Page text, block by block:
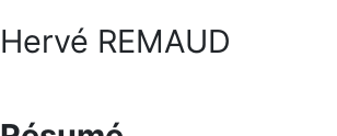
Hervé REMAUD